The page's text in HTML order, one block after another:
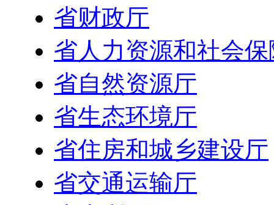
省财政厅
省人力资源和社会
省自然资源厅
省生态环境厅
省住房和城乡建设厅
省交通运输厅